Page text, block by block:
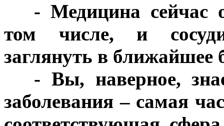
- Медицина сейчас
том числе, и
заглянуть в ближайшее
- Вы, наверное,
заболевания – самая